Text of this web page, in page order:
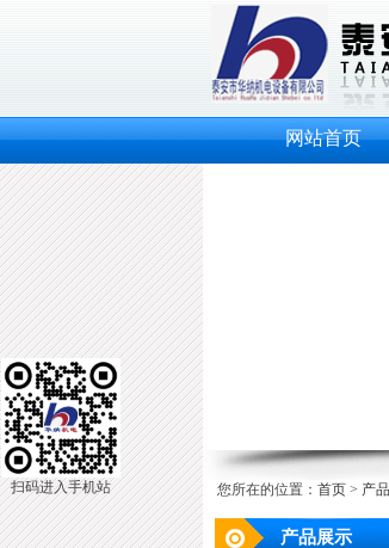
网站首页
您所在的位置： 首页 > 产
产品展示
扫码进入手机站